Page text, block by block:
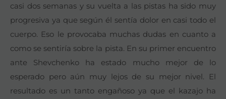
casi dos semanas y su vuelta a las pistas ha sido muy
progresiva ya que según él sentía dolor en casi todo el
cuerpo. Eso le provocaba muchas dudas en cuanto a
como se sentiría sobre la pista. En su primer encuentro
ante Shevchenko ha estado mucho mejor de lo
esperado pero aún muy lejos de su mejor nivel. El
resultado es un tanto engañoso ya que el kazajo ha